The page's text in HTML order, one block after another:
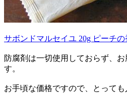
サボンドマルセイユ 20g ピーチの
防腐剤は一切使用しておらず、
す。
お手頃な価格ですので、とっても